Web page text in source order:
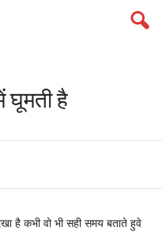
घूमती है
है कभी वो भी सही समय बताते हुवे